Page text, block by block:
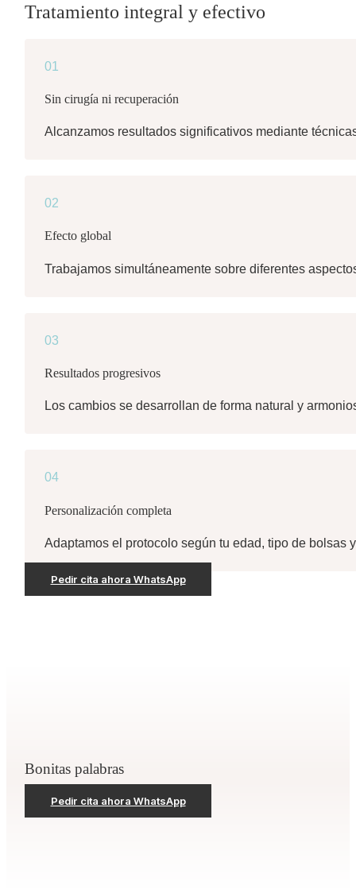
Tratamiento integral y efectivo
01
Sin cirugía ni recuperación
Alcanzamos resultados significativos mediante
02
Efecto global
Trabajamos simultáneamente sobre diferentes
03
Resultados progresivos
Los cambios se desarrollan de forma natural y
04
Personalización completa
Adaptamos el protocolo según tu edad, tipo de
Pedir cita ahora WhatsApp
Bonitas palabras
Pedir cita ahora WhatsApp